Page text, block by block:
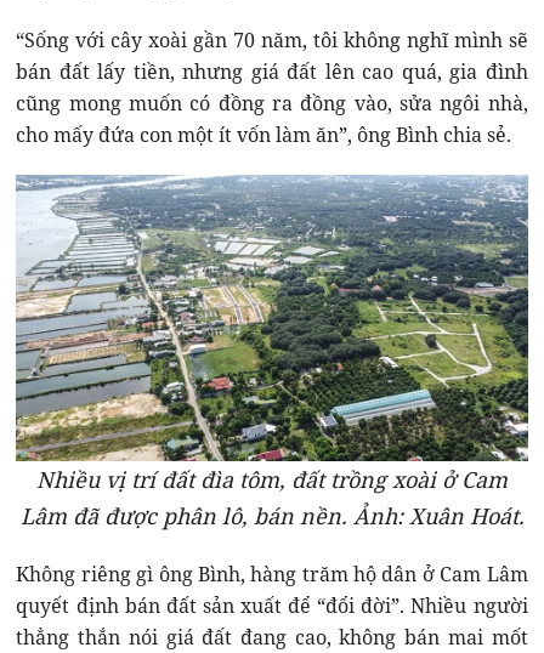
“Sống với cây xoài gần 70 năm, tôi không nghĩ mình sẽ
bán đất lấy tiền, nhưng giá đất lên cao quá, gia đình
cũng mong muốn có đồng ra đồng vào, sửa ngôi nhà,
cho mấy đứa con một ít vốn làm ăn”, ông Bình chia sẻ.
Nhiều vị trí đất đìa tôm, đất trồng xoài ở Cam
Lâm đã được phân lô, bán nền. Ảnh: Xuân Hoát.
Không riêng gì ông Bình, hàng trăm hộ dân ở Cam Lâm
quyết định bán đất sản xuất để “đổi đời”. Nhiều người
thẳng thắn nói giá đất đang cao, không bán mai mốt